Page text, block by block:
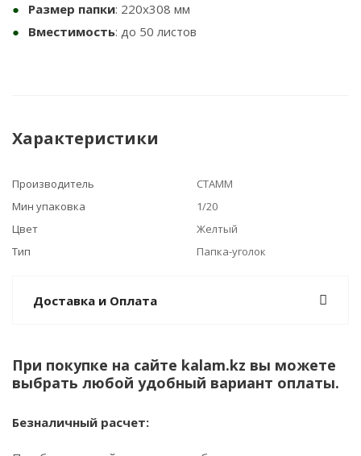
Размер папки: 220х308 мм
Вместимость: до 50 листов
Характеристики
Производитель
СТАММ
Мин упаковка
1/20
Цвет
Желтый
Тип
Папка-уголок
Доставка и Оплата
При покупке на сайте kalam.kz вы можете
выбрать любой удобный вариант оплаты.
Безналичный расчет: